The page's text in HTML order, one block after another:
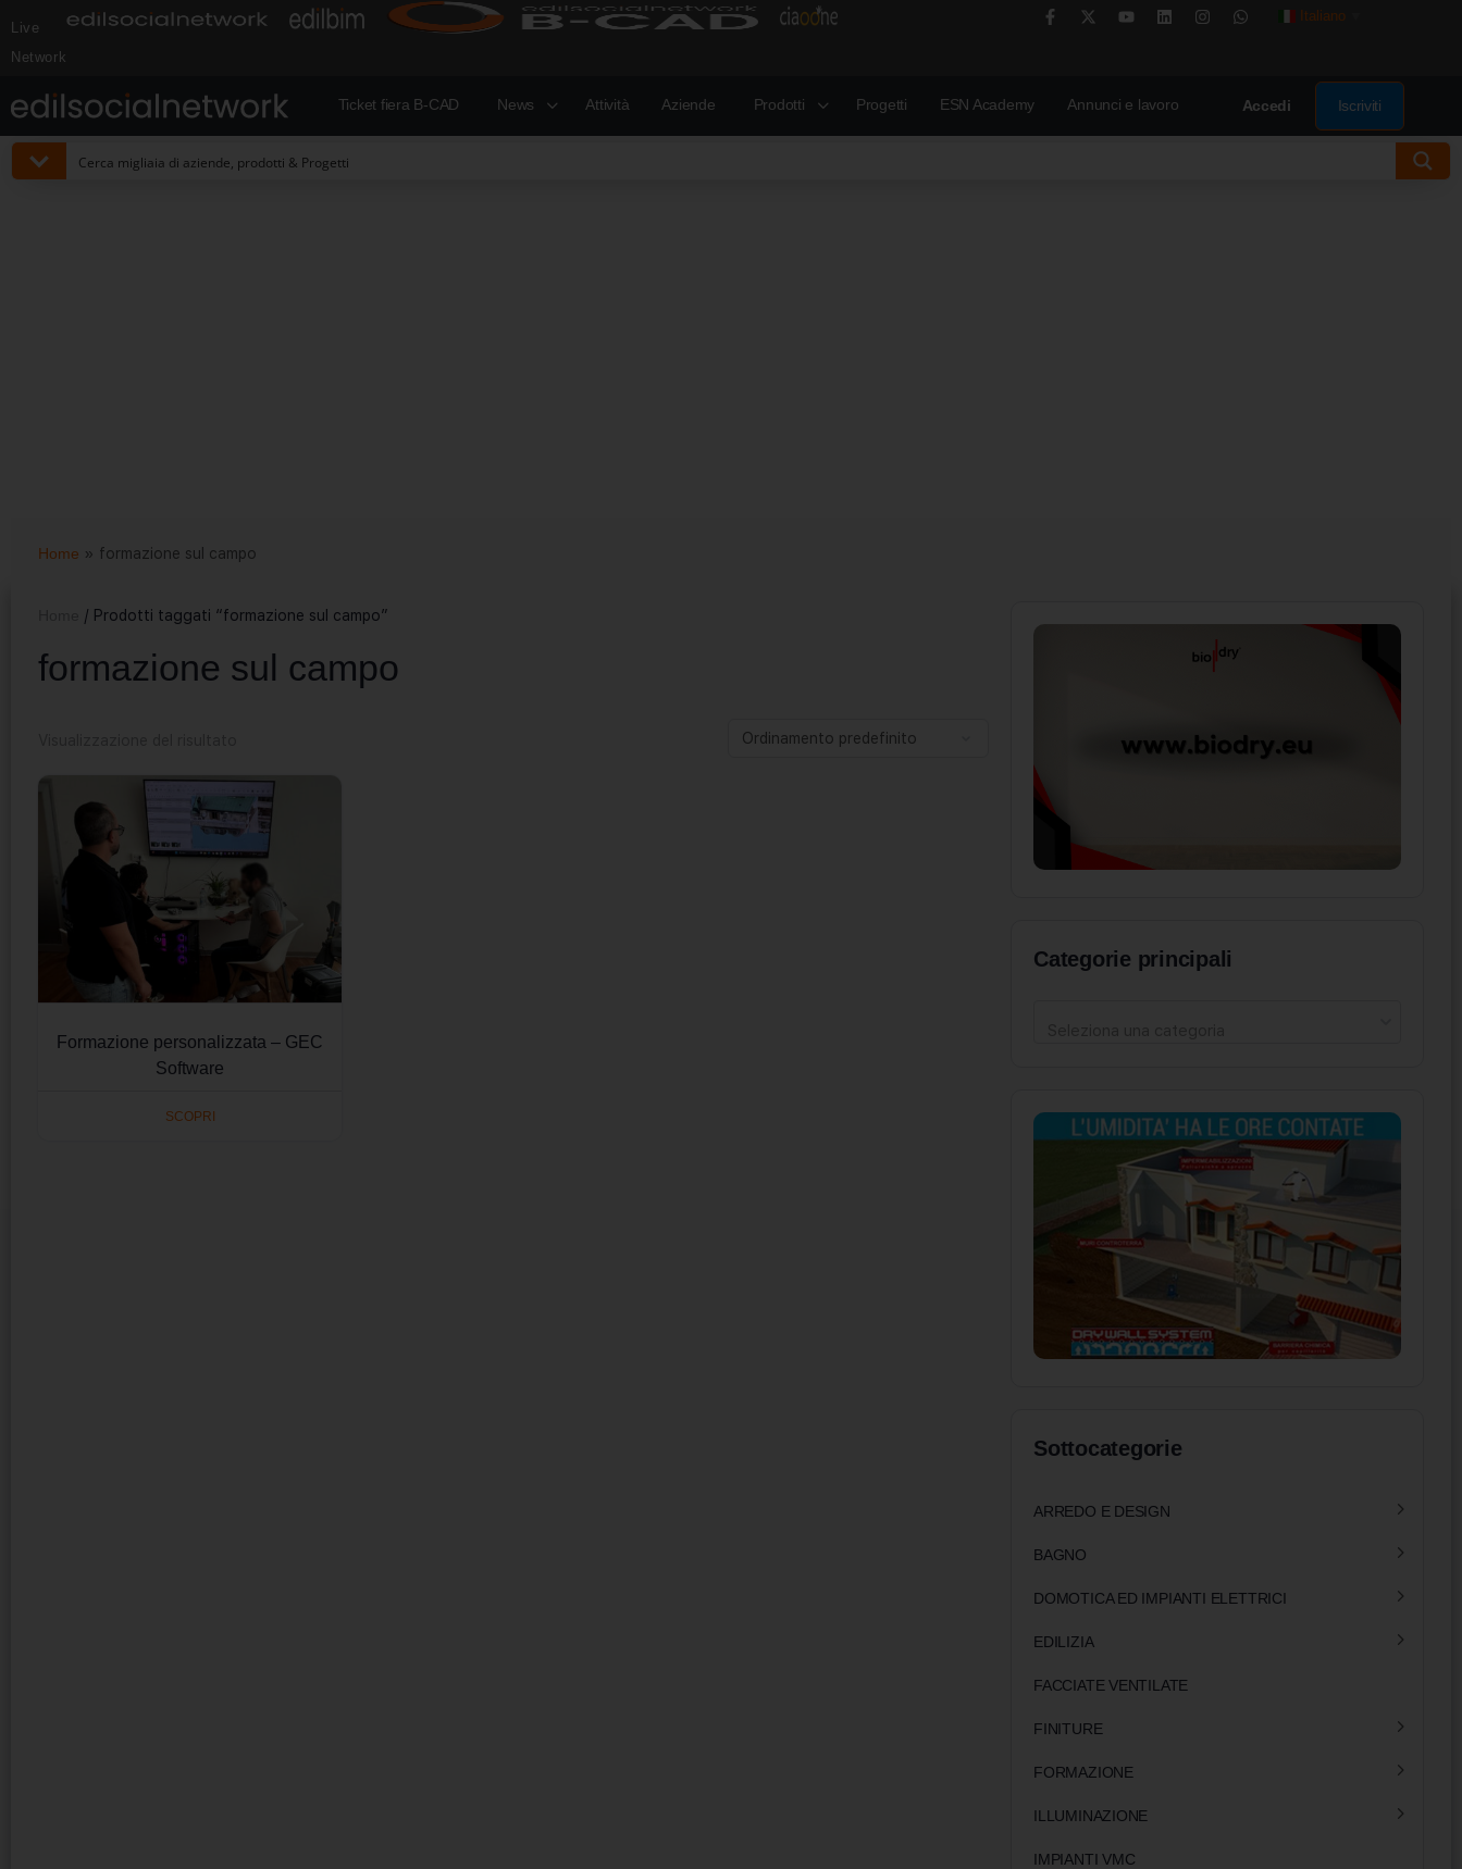
Live
Network
Italiano
Ticket fiera B-CAD News Attività Aziende Prodotti Progetti ESN Academy Annunci e lavoro Accedi Iscriviti
Home » formazione sul campo
/ Prodotti taggati “formazione sul campo”
formazione sul campo
Formazione personalizzata – GEC
Software
SCOPRI
Categorie principali
Sottocategorie
ARREDO E DESIGN
BAGNO
DOMOTICA ED IMPIANTI ELETTRICI
EDILIZIA
FACCIATE VENTILATE
FINITURE
FORMAZIONE
ILLUMINAZIONE
IMPIANTI VMC